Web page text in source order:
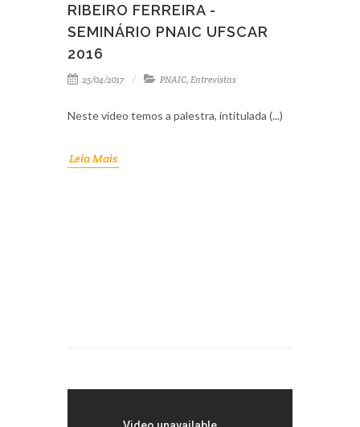
RIBEIRO FERREIRA -
SEMINÁRIO PNAIC UFSCAR
2016
25/04/2017 PNAIC, Entrevistas
Neste vídeo temos a palestra, intitulada (...)
Leia Mais